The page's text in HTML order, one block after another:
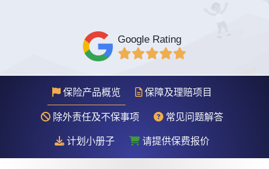
Google Rating
保险产品概览 保障及理赔项目
除外责任及不保事项 常见问题解答
计划小册子 请提供保费报价